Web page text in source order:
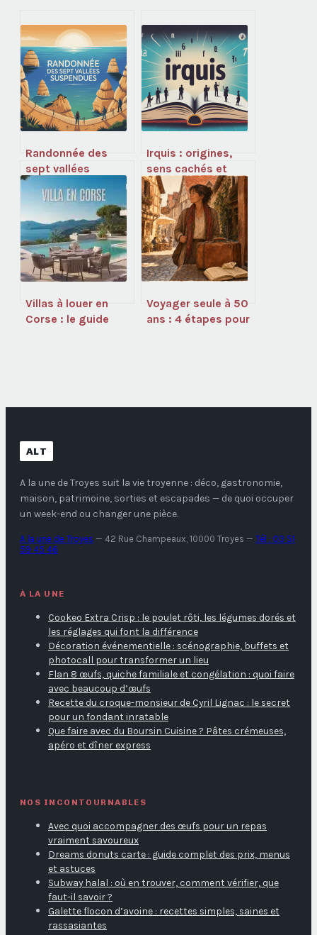
Randonnée des
sept vallées
suspendues au
portugal : guide
complet pour en
profiter
Irquis : origines,
sens cachés et
usages
contemporains
Villas à louer en
Corse : le guide
Voyager seule à 50
ans : 4 étapes pour
ALT
A la une de Troyes suit la vie troyenne : déco, gastronomie,
maison, patrimoine, sorties et escapades — de quoi occuper
un week-end ou changer une pièce.
A la une de Troyes — 42 Rue Champeaux, 10000 Troyes — Tél : 03 51
59 45 46
À LA UNE
Cookeo Extra Crisp : le poulet rôti, les légumes dorés et
les réglages qui font la différence
Décoration événementielle : scénographie, buffets et
photocall pour transformer un lieu
Flan 8 œufs, quiche familiale et congélation : quoi faire
avec beaucoup d’œufs
Recette du croque-monsieur de Cyril Lignac : le secret
pour un fondant inratable
Que faire avec du Boursin Cuisine ? Pâtes crémeuses,
apéro et dîner express
NOS INCONTOURNABLES
Avec quoi accompagner des œufs pour un repas
vraiment savoureux
Dreams donuts carte : guide complet des prix, menus
et astuces
Subway halal : où en trouver, comment vérifier, que
faut-il savoir ?
Galette flocon d’avoine : recettes simples, saines et
rassasiantes